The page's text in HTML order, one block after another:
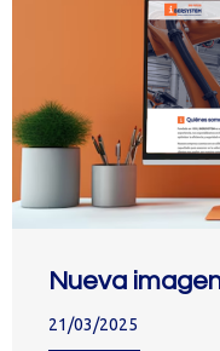
Nueva
21/03/2025